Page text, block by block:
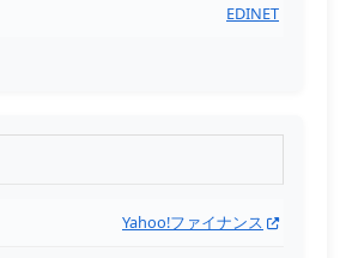
EDINET
Yahoo!ファイナンス